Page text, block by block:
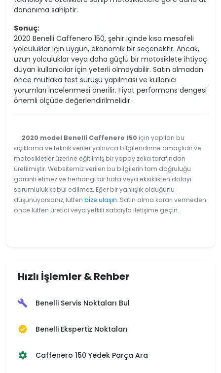
donanıma sahiptir.
Sonuç:
2020 Benelli Caffenero 150, şehir içinde kısa mesafeli
yolculuklar için uygun, ekonomik bir seçenektir. Ancak,
uzun yolculuklar veya daha güçlü bir motosiklete ihtiyaç
duyan kullanıcılar için yeterli olmayabilir. Satın almadan
önce mutlaka test sürüşü yapılması ve kullanıcı
yorumları incelenmesi önerilir. Fiyat performans dengesi
önemli ölçüde değerlendirilmelidir.
2020 model Benelli Caffenero 150 için yapılan bu
açıklama ve teknik veriler yalnızca bilgilendirme amaçlıdır ve
motosikletler üzerine eğitilmiş bir yapay zeka tarafından
üretilmiştir. Websitemiz verilen bu bilgilerin tam doğruluğu
garanti etmez ve herhangi bir hata veya eksiklikten dolayı
sorumluluk kabul edilmez. Eğer bir yanlışlık olduğunu
düşünüyorsanız, lütfen bize ulaşın. Satın alma kararı vermeden
önce lütfen üretici veya yetkili satıcıyla iletişime geçin.
Hızlı İşlemler & Rehber
build Benelli Servis Noktaları Bul
verified Benelli Ekspertiz Noktaları
settings Caffenero 150 Yedek Parça Ara